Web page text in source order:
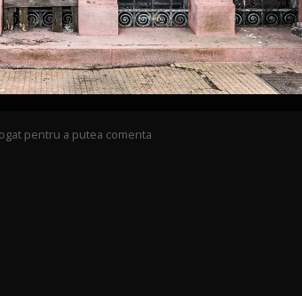
pentru a putea comenta